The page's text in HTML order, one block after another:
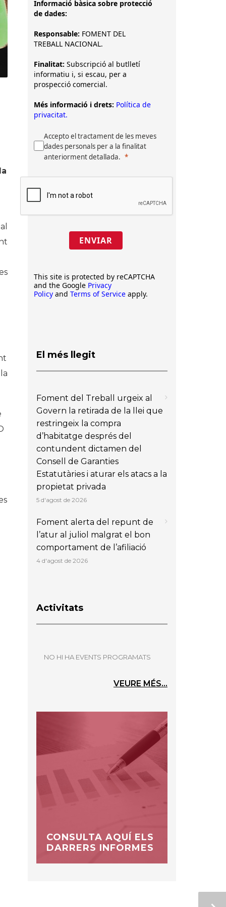
Informació bàsica sobre protecció
de dades:
Responsable: FOMENT DEL
TREBALL NACIONAL.
Finalitat: Subscripció al butlletí
informatiu i, si escau, per a
prospecció comercial.
Més informació i drets: Política de
privacitat.
Accepto el tractament de les meves
dades personals per a la finalitat
anteriorment detallada.
ENVIAR
This site is protected by reCAPTCHA
and the Google Privacy
Policy and Terms of Service apply.
El més llegit
Foment del Treball urgeix al
Govern la retirada de la llei que
restringeix la compra
d’habitatge després del
contundent dictamen del
Consell de Garanties
Estatutàries i aturar els atacs a la
propietat privada
5 d'agost de 2026
Foment alerta del repunt de
l’atur al juliol malgrat el bon
comportament de l’afiliació
4 d'agost de 2026
Activitats
NO HI HA EVENTS PROGRAMATS
VEURE MÉS...
CONSULTA AQUÍ ELS
DARRERS INFORMES